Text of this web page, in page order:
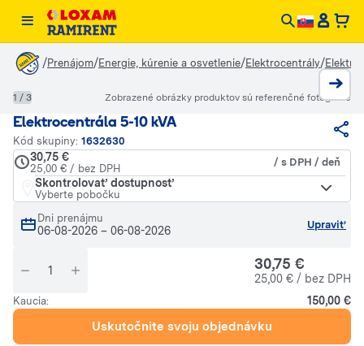
/Prenájom/Energie, kúrenie a osvetlenie/Elektrocentrály/
Elektrocentrála 5-10 kVA
Kód skupiny: 1632630
30,75 €
25,00 € / bez DPH
/ s DPH / deň
Skontrolovať dostupnosť
Vyberte pobočku
Dni prenájmu
06-08-2026 – 06-08-2026 Upraviť
30,75 €
25,00 € / bez DPH
Kaucia: 150,00 €
Uskutočnite svoju objednávku
1 / 3 Zobrazené obrázky produktov sú referenčné fotografie